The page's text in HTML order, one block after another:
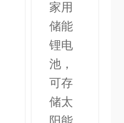
家用
储能
锂电
池，
可存
储太